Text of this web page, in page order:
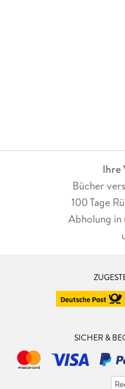
Ihre
Bücher
100 Tage
Abholung in
SICHER &